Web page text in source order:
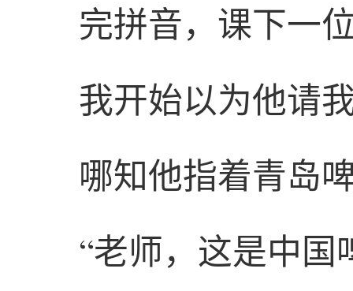
完拼音，课下一
我开始以为他请
哪知他指着青岛
“老师，这是中国